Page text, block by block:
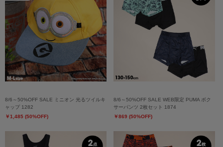
8/6～50%OFF SALE ミニオン 光るツイルキ
ャップ 1282
￥1,485 (50%OFF)
8/6～50%OFF SALE WEB限定 PUMA ボク
サーパンツ 2枚セット 1874
￥869 (50%OFF)